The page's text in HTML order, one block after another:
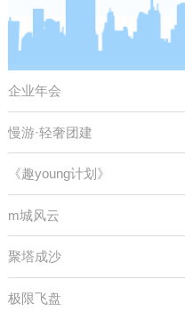
企业年会
慢游·轻奢团建
《趣young计划》
m城风云
聚塔成沙
极限飞盘